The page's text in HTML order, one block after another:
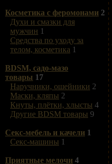
Косметика с феромонами 2
Духи и смазки для
мужчин 1
Средства по уходу за
телом, косметика 1
BDSM, садо-мазо
товары 17
Наручники, ошейники 2
Маски, кляпы 2
Кнуты, плётки, хлысты 4
Другие BDSM товары 9
Секс-мебель и качели 1
Секс-машины 1
Приятные мелочи 4